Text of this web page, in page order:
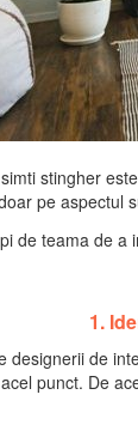
stingher
pe aspectul
de teama de
1.
de
punct. De